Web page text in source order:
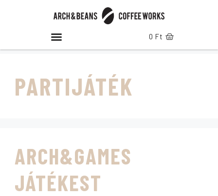
0 Ft
PARTIJÁTÉK
ARCH&GAMES
JÁTÉKEST